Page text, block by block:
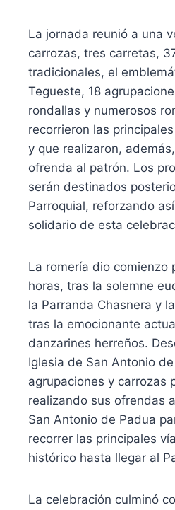
La jornada reunió a una
carrozas, tres carretas,
tradicionales, el
Tegueste, 18
rondallas y numerosos
recorrieron las
y que realizaron,
ofrenda al patrón. Los
serán destinados
Parroquial, reforzando
solidario de esta
La romería dio comienzo
horas, tras la solemne
la Parranda Chasnera y
tras la emocionante
danzarines herreños.
Iglesia de San Antonio
agrupaciones y carrozas
realizando sus ofrendas
San Antonio de Padua
recorrer las principales
histórico hasta llegar al
La celebración culminó